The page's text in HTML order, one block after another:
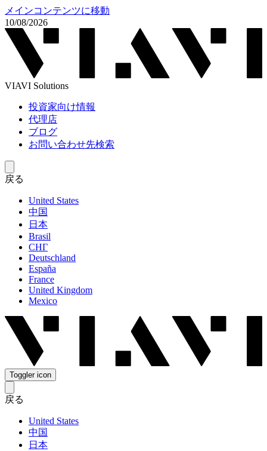
メインコンテンツに移動
10/08/2026
VIAVI Solutions
投資家向け情報
代理店
ブログ
お問い合わせ先検索
戻る
United States
中国
日本
Brasil
СНГ
Deutschland
España
France
United Kingdom
Mexico
Toggler icon
戻る
United States
中国
日本